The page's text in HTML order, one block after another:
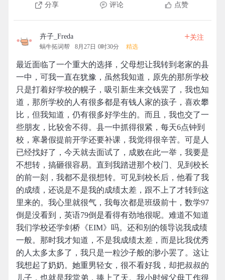
分享 评论 点赞
卉子_Freda
蜗牛拓词帮 8月27日 0时30分 精选
+关注
最近面临了一个重大的选择，父母想让我转到老家的县
一中，可我一直在犹豫，虽然我知道，原先的那所学校
只是打着好学校的幌子，吸引新生来交钱罢了，我也知
道，那所学校的人有很多都是有钱人家的孩子，喜欢攀
比，但我知道，仍有很多好学生的。而且，我也交了一
些朋友，比较舍不得。县一中抓得很紧，每天6点钟到
校，寒暑假提前开学还要补课，我觉得很辛苦。可是人
已经找好了，今天就去面试了，成败在此一举，我要是
不想转，搞砸很容易。直到我踏进那个校门、见到校长
的前一刻，我都不是很想转。可见到校长后，他看了我
的成绩，还说是不是我的成绩太差，跟不上了才转到这
里来的。我心里就很气，我每次都是班级前十，数学97
倒是没看到，英语79倒是看得有劲地很呢。难道不知道
我们学校还学剑桥《EIM》吗。还和别的领导说我成绩
一般。那时我才知道，不是我成绩太差，而是比我优秀
的人太多太多了，我只是一粒沙子般的渺小罢了。这让
我想起了奶奶。她重男轻女，很不看好我，却把叔叔的
儿子，也就是我堂弟，捧上了天。我小时候父母工作很